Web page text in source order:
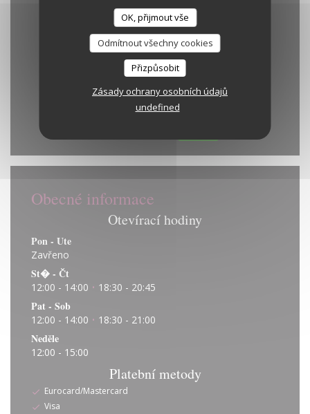
OK, přijmout vše
Odmítnout všechny cookies
Přizpůsobit
Zásady ochrany osobních údajů
undefined
Obecné informace
Otevírací hodiny
Pon- Ute
Zavřeno
St�- Čt
12:00 - 14:00 • 18:30 - 20:45
Pat- Sob
12:00 - 14:00 • 18:30 - 21:00
Neděle
12:00 - 15:00
Platební metody
Eurocard/Mastercard
Visa